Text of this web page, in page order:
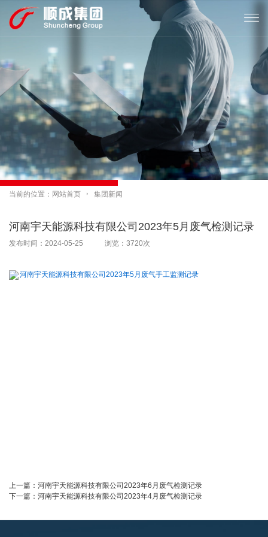

当前的位置： 网站首页  集团新闻
河南宇天能源科技有限公司2023年5月废气检测记录
发布时间：2024-05-25 浏览：3720次
河南宇天能源科技有限公司2023年5月废气手工监测记录
上一篇： 河南宇天能源科技有限公司2023年6月废气检测记录
下一篇： 河南宇天能源科技有限公司2023年4月废气检测记录